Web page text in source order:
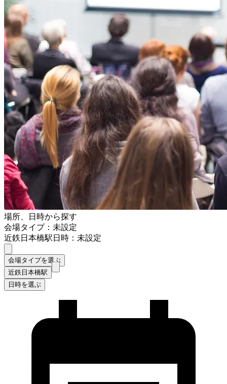
場所、日時から探す
会場タイプ：未設定
近鉄日本橋駅日時：未設定
会場タイプを選ぶ
近鉄日本橋駅
日時を選ぶ